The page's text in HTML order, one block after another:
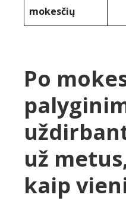
mokesčių
Po
už
kaip